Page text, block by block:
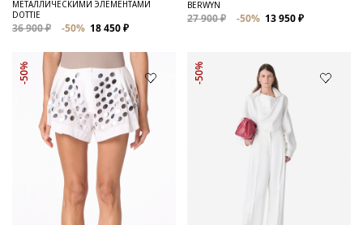
МЕТАЛЛИЧЕСКИМИ ЭЛЕМЕНТАМИ
DOTTIE
36 900 ₽ -50% 18 450 ₽
BERWYN
27 900 ₽ -50% 13 950 ₽
-50% -50%